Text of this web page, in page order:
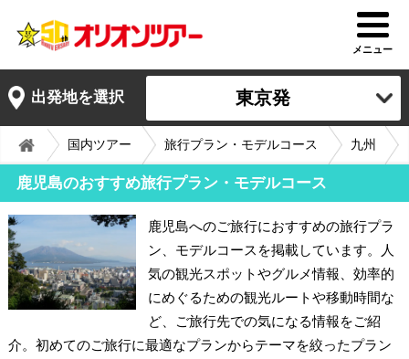
メニュー
出発地を選択 東京発
国内ツアー 旅行プラン・モデルコース 九州
鹿児島のおすすめ旅行プラン・モデルコース
鹿児島へのご旅行におすすめの旅行プラ
ン、モデルコースを掲載しています。人
気の観光スポットやグルメ情報、効率的
にめぐるための観光ルートや移動時間な
ど、ご旅行先での気になる情報をご紹
介。初めてのご旅行に最適なプランからテーマを絞ったプラン